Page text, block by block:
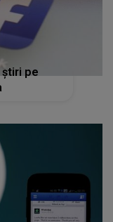
pe